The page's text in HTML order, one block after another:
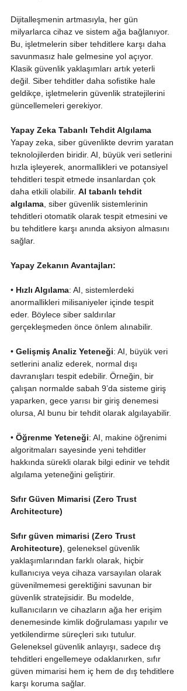
Dijitalleşmenin artmasıyla, her gün
milyarlarca cihaz ve sistem ağa bağlanıyor.
Bu, işletmelerin siber tehditlere karşı daha
savunmasız hale gelmesine yol açıyor.
Klasik güvenlik yaklaşımları artık yeterli
değil. Siber tehditler daha sofistike hale
geldikçe, işletmelerin güvenlik stratejilerini
güncellemeleri gerekiyor.
Yapay Zeka Tabanlı Tehdit Algılama
Yapay zeka, siber güvenlikte devrim yaratan
teknolojilerden biridir. AI, büyük veri setlerini
hızla işleyerek, anormallikleri ve potansiyel
tehditleri tespit etmede insanlardan çok
daha etkili olabilir. AI tabanlı tehdit
algılama , siber güvenlik sistemlerinin
tehditleri otomatik olarak tespit etmesini ve
bu tehditlere karşı anında aksiyon almasını
sağlar.
Yapay Zekanın Avantajları:
• Hızlı Algılama: AI, sistemlerdeki
anormallikleri milisaniyeler içinde tespit
eder. Böylece siber saldırılar
gerçekleşmeden önce önlem alınabilir.
• Gelişmiş Analiz Yeteneği: AI, büyük veri
setlerini analiz ederek, normal dışı
davranışları tespit edebilir. Örneğin, bir
çalışan normalde sabah 9’da sisteme giriş
yaparken, gece yarısı bir giriş denemesi
olursa, AI bunu bir tehdit olarak algılayabilir.
• Öğrenme Yeteneği: AI, makine öğrenimi
algoritmaları sayesinde yeni tehditler
hakkında sürekli olarak bilgi edinir ve tehdit
algılama yeteneğini geliştirir.
Sıfır Güven Mimarisi (Zero Trust
Architecture)
Sıfır güven mimarisi (Zero Trust
Architecture) , geleneksel güvenlik
yaklaşımlarından farklı olarak, hiçbir
kullanıcıya veya cihaza varsayılan olarak
güvenilmemesi gerektiğini savunan bir
güvenlik stratejisidir. Bu modelde,
kullanıcıların ve cihazların ağa her erişim
denemesinde kimlik doğrulaması yapılır ve
yetkilendirme süreçleri sıkı tutulur.
Geleneksel güvenlik anlayışı, sadece dış
tehditleri engellemeye odaklanırken, sıfır
güven mimarisi hem iç hem de dış tehditlere
karşı koruma sağlar.